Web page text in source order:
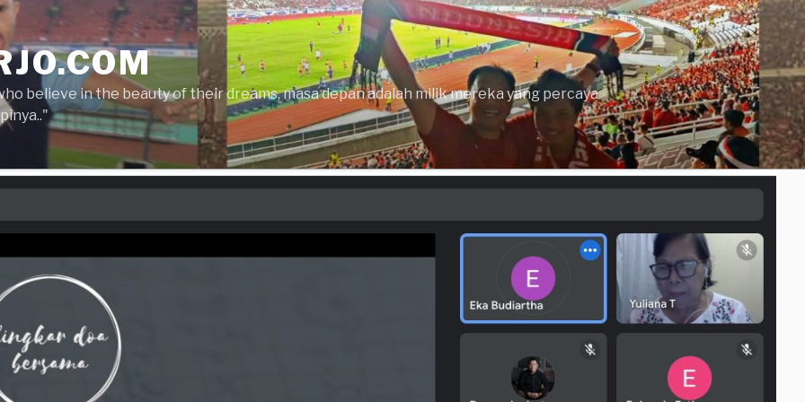
believe in the beauty of their dreams, masa depan adalah milik mereka yang percaya